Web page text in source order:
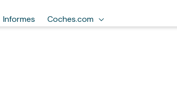
Informes Coches.com